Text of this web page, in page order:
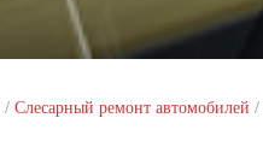
/ Слесарный ремонт автомобилей /